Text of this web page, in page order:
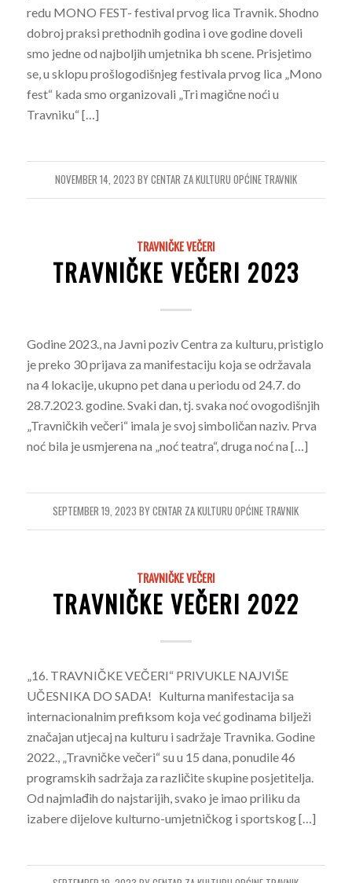
redu MONO FEST- festival prvog lica Travnik. Shodno
dobroj praksi prethodnih godina i ove godine doveli
smo jedne od najboljih umjetnika bh scene. Prisjetimo
se, u sklopu prošlogodišnjeg festivala prvog lica „Mono
fest“ kada smo organizovali „Tri magične noći u
Travniku“ […]
NOVEMBER 14, 2023 BYCENTAR ZA KULTURU OPĆINE TRAVNIK
TRAVNIČKE VEČERI
TRAVNIČKE VEČERI 2023
Godine 2023., na Javni poziv Centra za kulturu, pristiglo
je preko 30 prijava za manifestaciju koja se održavala
na 4 lokacije, ukupno pet dana u periodu od 24.7. do
28.7.2023. godine. Svaki dan, tj. svaka noć ovogodišnjih
„Travničkih večeri“ imala je svoj simboličan naziv. Prva
noć bila je usmjerena na „noć teatra“, druga noć na […]
SEPTEMBER 19, 2023 BYCENTAR ZA KULTURU OPĆINE TRAVNIK
TRAVNIČKE VEČERI
TRAVNIČKE VEČERI 2022
„16. TRAVNIČKE VEČERI“ PRIVUKLE NAJVIŠE
UČESNIKA DO SADA! Kulturna manifestacija sa
internacionalnim prefiksom koja već godinama bilježi
značajan utjecaj na kulturu i sadržaje Travnika. Godine
2022., „Travničke večeri“ su u 15 dana, ponudile 46
programskih sadržaja za različite skupine posjetitelja.
Od najmlađih do najstarijih, svako je imao priliku da
izabere dijelove kulturno-umjetničkog i sportskog […]